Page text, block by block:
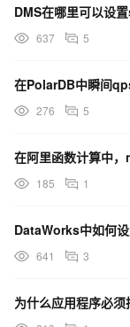
DMS在哪里可以设
637 5
276 5
185 1
DataWorks中如何
641 3
为什么应用程序必须